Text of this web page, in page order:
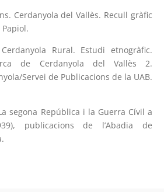
Cerdanyola del Vallès. Recull gràfic
Papiol.
Rural. Estudi etnogràfic.
de Cerdanyola del Vallès 2.
Servei de Publicacions de la UAB.
segona República i la Guerra Cívil a
publicacions de l’Abadia de